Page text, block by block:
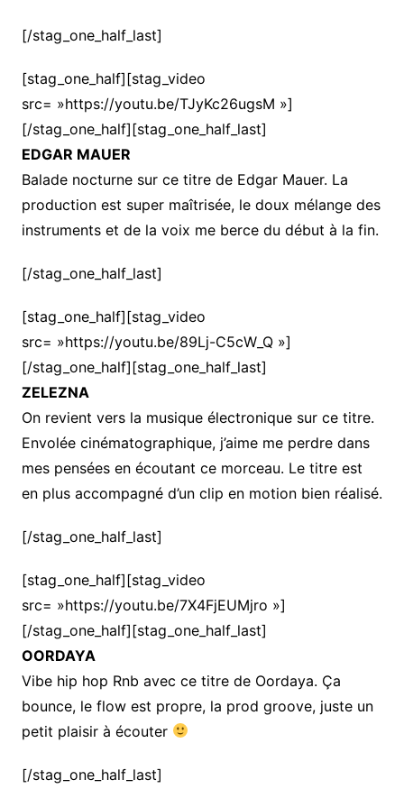
[/stag_one_half_last]
[stag_one_half][stag_video
src= »https://youtu.be/TJyKc26ugsM »]
[/stag_one_half][stag_one_half_last]
EDGAR MAUER
Balade nocturne sur ce titre de Edgar Mauer. La
production est super maîtrisée, le doux mélange des
instruments et de la voix me berce du début à la fin.
[/stag_one_half_last]
[stag_one_half][stag_video
src= »https://youtu.be/89Lj-C5cW_Q »]
[/stag_one_half][stag_one_half_last]
ZELEZNA
On revient vers la musique électronique sur ce titre.
Envolée cinématographique, j’aime me perdre dans
mes pensées en écoutant ce morceau. Le titre est
en plus accompagné d’un clip en motion bien réalisé.
[/stag_one_half_last]
[stag_one_half][stag_video
src= »https://youtu.be/7X4FjEUMjro »]
[/stag_one_half][stag_one_half_last]
OORDAYA
Vibe hip hop Rnb avec ce titre de Oordaya. Ça
bounce, le flow est propre, la prod groove, juste un
petit plaisir à écouter
[/stag_one_half_last]